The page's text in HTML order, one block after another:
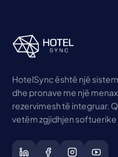
HotelSync është një
dhe pronave me një
rezervimesh të integruar.
vetëm zgjidhjen